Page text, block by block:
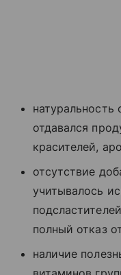
отдавался
красителей,
отсутствие
учитывалось
полный отказ
наличие